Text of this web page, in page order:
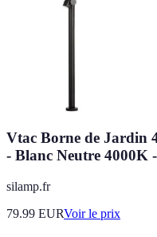
Vtac Borne de Jardin
- Blanc Neutre 4000K
silamp.fr
79.99 EURVoir le prix